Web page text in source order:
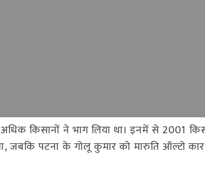
किसानों ने भाग लिया था। इनमें से 2001
जबकि पटना के गोलू कुमार को मारुति ऑल्टो कार